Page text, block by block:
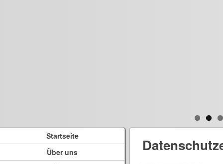
Startseite
Über uns